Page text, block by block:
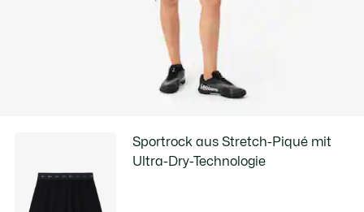
Sportrock aus Stretch-Piqué mit
Ultra-Dry-Technologie